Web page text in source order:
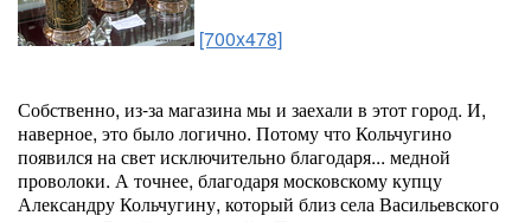
[700x478]
Собственно, из-за магазина мы и заехали в этот город. И,
наверное, это было логично. Потому что Кольчугино
появился на свет исключительно благодаря... медной
проволоки. А точнее, благодаря московскому купцу
Александру Кольчугину, который близ села Васильевского